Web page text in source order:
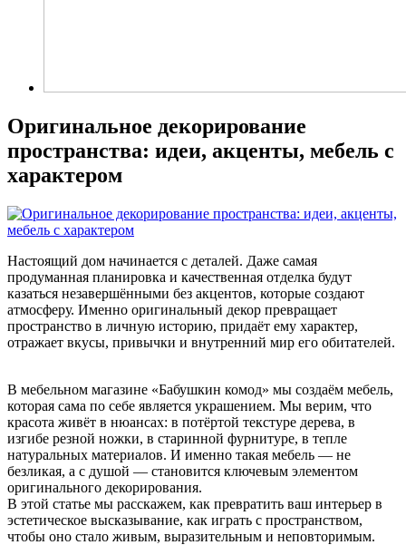
Оригинальное декорирование
пространства: идеи, акценты, мебель с
характером
Настоящий дом начинается с деталей. Даже самая
продуманная планировка и качественная отделка будут
казаться незавершёнными без акцентов, которые создают
атмосферу. Именно оригинальный декор превращает
пространство в личную историю, придаёт ему характер,
отражает вкусы, привычки и внутренний мир его обитателей.
В мебельном магазине «Бабушкин комод» мы создаём мебель,
которая сама по себе является украшением. Мы верим, что
красота живёт в нюансах: в потёртой текстуре дерева, в
изгибе резной ножки, в старинной фурнитуре, в тепле
натуральных материалов. И именно такая мебель — не
безликая, а с душой — становится ключевым элементом
оригинального декорирования.
В этой статье мы расскажем, как превратить ваш интерьер в
эстетическое высказывание, как играть с пространством,
чтобы оно стало живым, выразительным и неповторимым.